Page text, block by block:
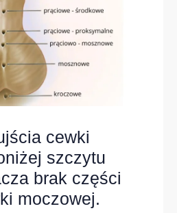
cewki
szczytu
brak części
moczowej.